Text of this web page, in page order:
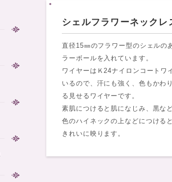
シェルフラワーネックレ
直径15㎜のフラワー型のシェルの
ラーボールを入れています。
ワイヤーはＫ24ナイロンコートワ
いるので、汗にも強く、色もかわ
る見せるワイヤーです。
素肌につけると肌になじみ、黒な
色のハイネックの上などにつける
きれいに映ります。